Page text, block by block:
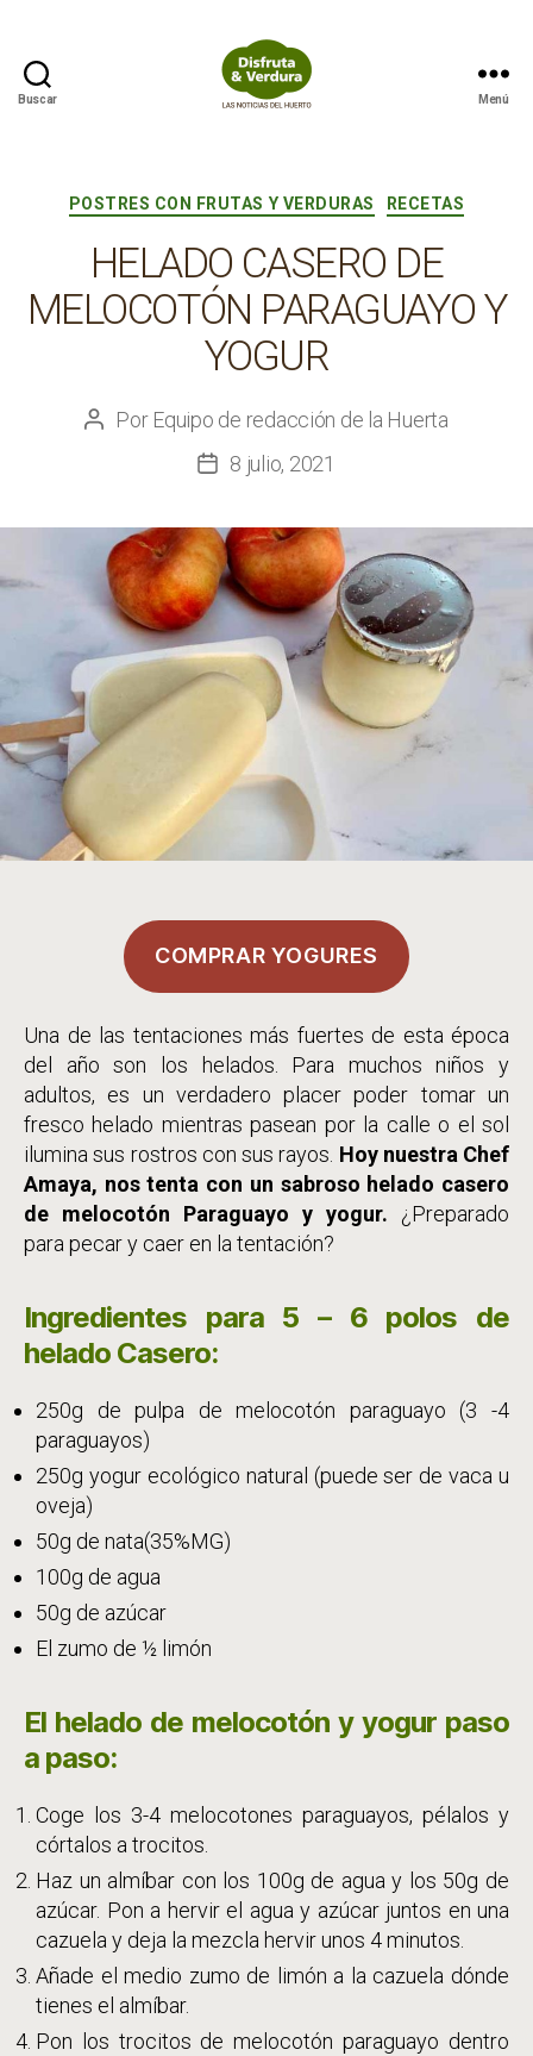
Buscar Menú
Categorías
POSTRES CON FRUTAS Y VERDURAS RECETAS
HELADO CASERO DE
MELOCOTÓN PARAGUAYO Y
YOGUR
Autor
Por Equipo de redacción de la Huerta
Fecha
la
entrada
8 julio, 2021
COMPRAR YOGURES
Una de las tentaciones más fuertes de esta época
del año son los helados. Para muchos niños y
adultos, es un verdadero placer poder tomar un
fresco helado mientras pasean por la calle o el sol
ilumina sus rostros con sus rayos. Hoy nuestra Chef
Amaya, nos tenta con un sabroso helado casero
de melocotón Paraguayo y yogur. ¿Preparado
para pecar y caer en la tentación?
Ingredientes para 5 – 6 polos de
helado Casero:
250g de pulpa de melocotón paraguayo (3 -4
paraguayos)
250g yogur ecológico natural (puede ser de vaca u
oveja)
50g de nata(35%MG)
100g de agua
50g de azúcar
El zumo de ½ limón
El helado de melocotón y yogur paso
a paso:
Coge los 3-4 melocotones paraguayos, pélalos y
córtalos a trocitos.
Haz un almíbar con los 100g de agua y los 50g de
azúcar. Pon a hervir el agua y azúcar juntos en una
cazuela y deja la mezcla hervir unos 4 minutos.
Añade el medio zumo de limón a la cazuela dónde
tienes el almíbar.
Pon los trocitos de melocotón paraguayo dentro